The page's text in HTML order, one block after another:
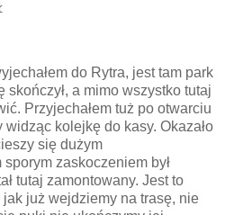
do Rytra, jest tam park
skończył, a mimo wszystko tutaj
Przyjechałem tuż po otwarciu
widząc kolejkę do kasy. Okazało
się dużym
zaskoczeniem był
tutaj zamontowany. Jest to
już wejdziemy na trasę, nie